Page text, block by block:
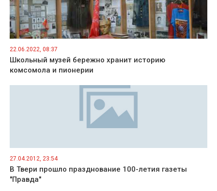
22.06.2022, 08:37
Школьный музей бережно хранит историю
комсомола и пионерии
27.04.2012, 23:54
В Твери прошло празднование 100-летия газеты
"Правда"